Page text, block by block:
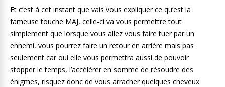
Et c’est à cet instant que vais vous expliquer ce qu’est la
fameuse touche MAJ, celle-ci va vous permettre tout
simplement que lorsque vous allez vous faire tuer par un
ennemi, vous pourrez faire un retour en arrière mais pas
seulement car oui elle vous permettra aussi de pouvoir
stopper le temps, l’accélérer en somme de résoudre des
énigmes, risquez donc de vous arracher quelques cheveux